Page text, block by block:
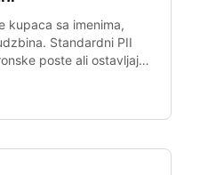
kupaca sa imenima,
Standardni PII
poste ali ostavljaju